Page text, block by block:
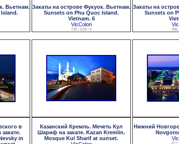
Вьетнам. Закаты на острове Фукуок. Вьетнам.
Sunsets on Phu Quoc Island.
Vietnam. 6
VicColon
730 / 0.00 / 0
Закаты на
Sunsets on
906
в
in
Казанский Кремль. Мечеть Кул
Шариф на закате. Kazan Kremlin.
Mosque Kul Sharif at sunset.
Нижний